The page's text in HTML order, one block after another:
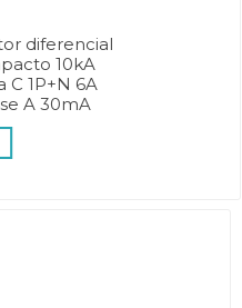
diferencial
10kA
C 1P+N 6A
A 30mA